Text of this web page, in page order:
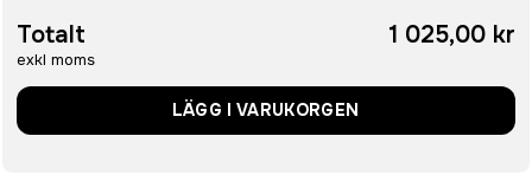
Totalt
exkl moms
1 025,00 kr
LÄGG I VARUKORGEN